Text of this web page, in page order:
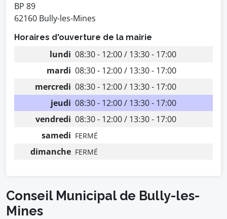
BP 89
62160 Bully-les-Mines
Horaires d'ouverture de la mairie
lundi 08:30 - 12:00 / 13:30 - 17:00
mardi 08:30 - 12:00 / 13:30 - 17:00
mercredi 08:30 - 12:00 / 13:30 - 17:00
jeudi 08:30 - 12:00 / 13:30 - 17:00
vendredi 08:30 - 12:00 / 13:30 - 17:00
samedi FERMÉ
dimanche FERMÉ
Conseil Municipal de Bully-les-
Mines